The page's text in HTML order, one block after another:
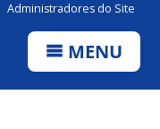
Administradores do Site
MENU